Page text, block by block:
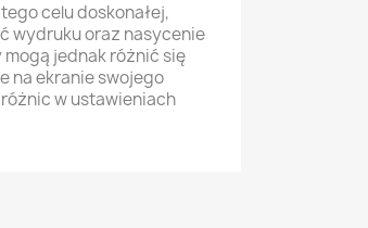
celu doskonałej,
wydruku oraz nasycenie
jednak różnić się
na ekranie swojego
w ustawieniach